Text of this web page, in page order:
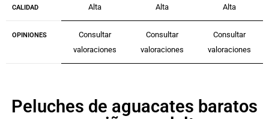
CALIDAD Alta Alta Alta
OPINIONES
Consultar
valoraciones
Consultar
valoraciones
Consultar
valoraciones
Peluches de aguacates baratos